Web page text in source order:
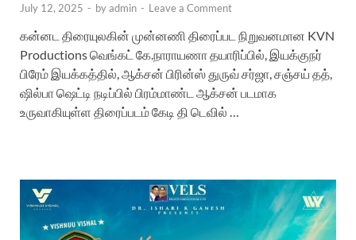
July 12, 2025 - byadmin - Leave a Comment
கன்னட திரையுலகின் முன்னணி திரைப்பட நிறுவனமான KVN
Productions வெங்கட் கே.நாராயணா தயாரிப்பில், இயக்குநர்
பிரேம் இயக்கத்தில், ஆக்சன் பிரின்ஸ் துருவ் சர்ஜா, சஞ்சய் தத்,
ஷில்பா ஷெட்டி நடிப்பில் பிரம்மாண்ட ஆக்சன் படமாக
உருவாகியுள்ள திரைப்படம் கேடி தி டெவில் …